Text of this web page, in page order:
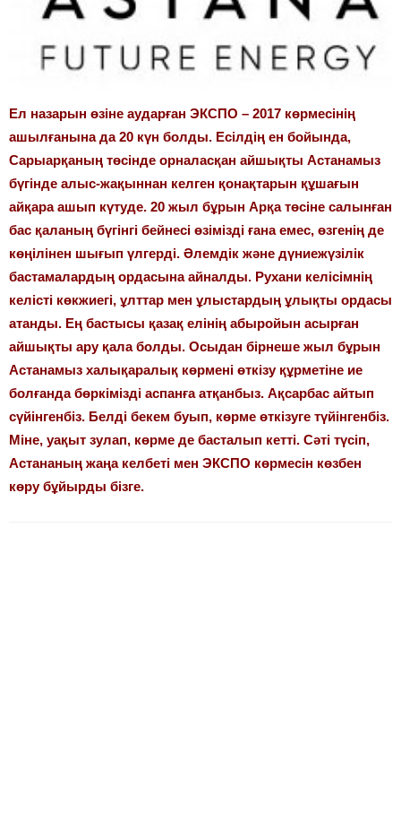
Ел назарын өзіне аударған ЭКСПО – 2017 көрмесінің
ашылғанына да 20 күн болды. Есілдің ен бойында,
Сарыарқаның төсінде орналасқан айшықты Астанамыз
бүгінде алыс-жақыннан келген қонақтарын құшағын
айқара ашып күтуде. 20 жыл бұрын Арқа төсіне салынған
бас қаланың бүгінгі бейнесі өзімізді ғана емес, өзгенің де
көңілінен шығып үлгерді. Әлемдік және дүниежүзілік
бастамалардың ордасына айналды. Рухани келісімнің
келісті көкжиегі, ұлттар мен ұлыстардың ұлықты ордасы
атанды. Ең бастысы қазақ елінің абыройын асырған
айшықты ару қала болды. Осыдан бірнеше жыл бұрын
Астанамыз халықаралық көрмені өткізу құрметіне ие
болғанда бөркімізді аспанға атқанбыз. Ақсарбас айтып
сүйінгенбіз. Белді бекем буып, көрме өткізуге түйінгенбіз.
Міне, уақыт зулап, көрме де басталып кетті. Сәті түсіп,
Астананың жаңа келбеті мен ЭКСПО көрмесін көзбен
көру бұйырды бізге.